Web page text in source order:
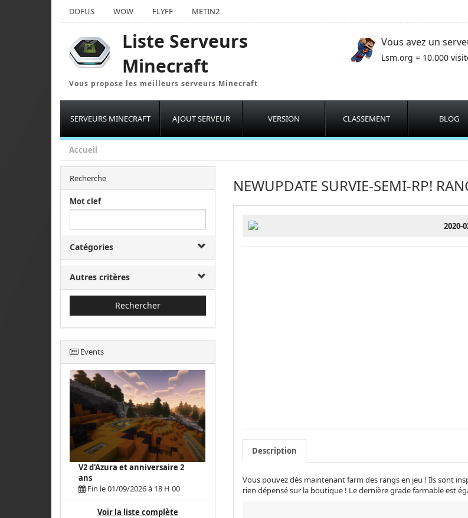
DOFUS WOW FLYFF METIN2
Liste Serveurs
Minecraft
Vous propose les meilleurs serveurs Minecraft
Vous avez un
Lsm.org = 10.000
SERVEURS MINECRAFT AJOUT SERVEUR VERSION CLASSEMENT BLOG
Accueil
Recherche
Mot clef
Catégories
Autres critères
Rechercher
Events
V2 d'Azura et anniversaire 2
ans
Fin le 01/09/2026 à 18 H 00
Voir la liste complète
NEWUPDATE SURVIE-SEMI-RP!
Description
Vous pouvez dès maintenant farm des rangs en jeu ! Ils sont
rien dépensé sur la boutique ! Le dernière grade farmable est